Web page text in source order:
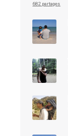
682 partages